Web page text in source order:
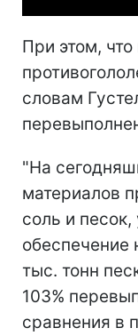
При этом, что
словам
"На
материалов
соль и песок,
обеспечение
тыс. тонн
103%
сравнения в